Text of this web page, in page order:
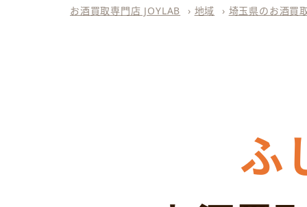
お酒買取専門店 JOYLAB › 地域 › 埼玉県のお酒買
ふ